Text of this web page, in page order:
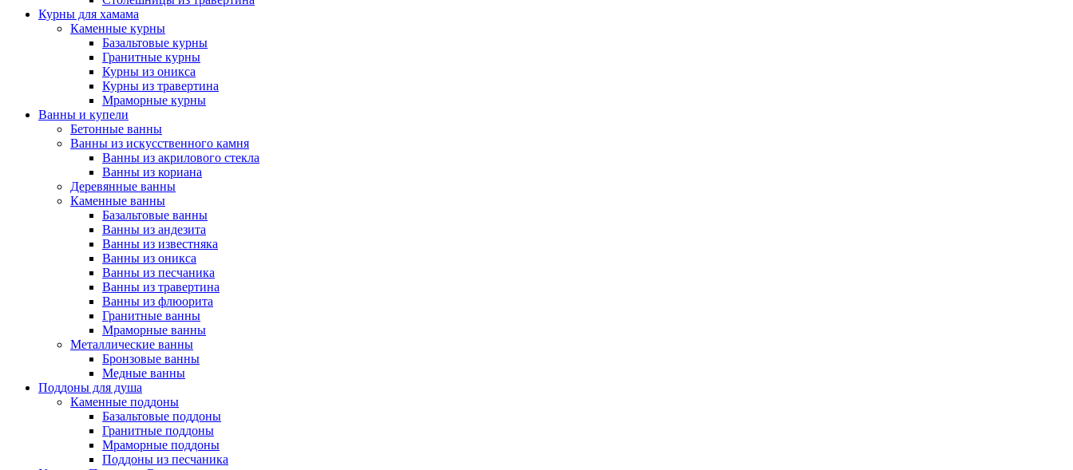
Курны для хамама
Каменные курны
Базальтовые курны
Гранитные курны
Курны из оникса
Курны из травертина
Мраморные курны
Ванны и купели
Бетонные ванны
Ванны из искусственного камня
Ванны из акрилового стекла
Ванны из кориана
Деревянные ванны
Каменные ванны
Базальтовые ванны
Ванны из андезита
Ванны из известняка
Ванны из оникса
Ванны из песчаника
Ванны из травертина
Ванны из флюорита
Гранитные ванны
Мраморные ванны
Металлические ванны
Бронзовые ванны
Медные ванны
Поддоны для душа
Каменные поддоны
Базальтовые поддоны
Гранитные поддоны
Мраморные поддоны
Поддоны из песчаника